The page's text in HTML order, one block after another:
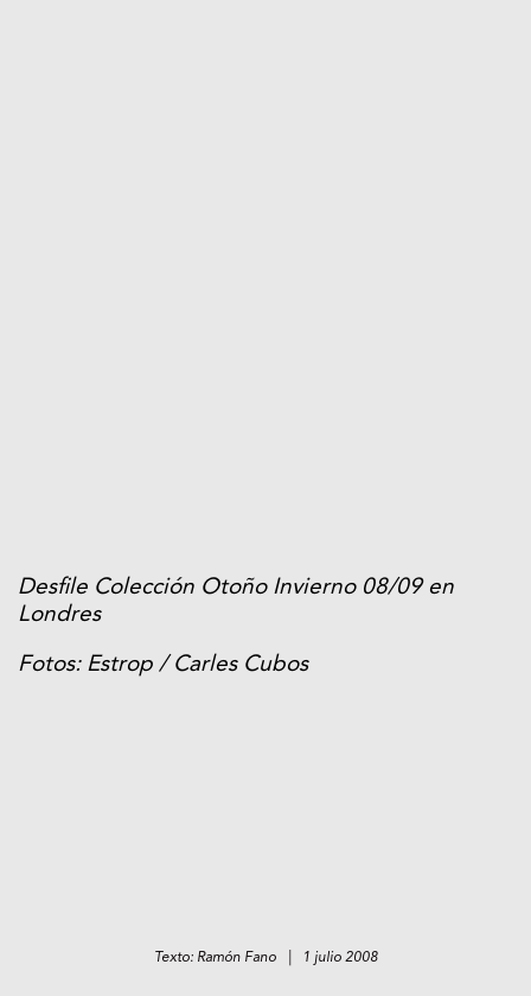
Desfile Colección Otoño Invierno 08/09 en
Londres
Fotos: Estrop / Carles Cubos
Texto: Ramón Fano | 1 julio 2008